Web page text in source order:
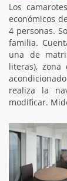
Los
económicos
4 personas.
familia.
una de
literas), zona
realiza la
modificar.